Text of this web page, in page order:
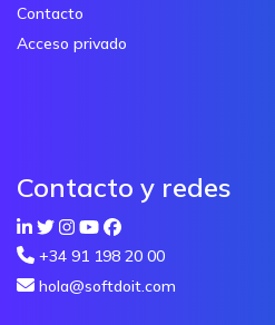
Contacto
Acceso privado
Contacto y redes
+34 91 198 20 00
hola@softdoit.com